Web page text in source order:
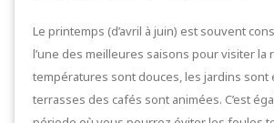
Le printemps (d’avril à juin) est souvent
l’une des meilleures saisons pour visiter la
températures sont douces, les jardins sont
terrasses des cafés sont animées. C’est